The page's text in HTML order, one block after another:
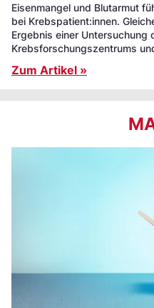
Eisenmangel und Blutarmut
bei Krebspatient:innen.
Ergebnis einer Untersuchung
Krebsforschungszentrums
Zum Artikel »